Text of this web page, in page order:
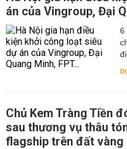
án của Vingroup, Đại
6
Chủ Kem Tràng Tiền
sau thương vụ thâu
flagship trên đất vàng